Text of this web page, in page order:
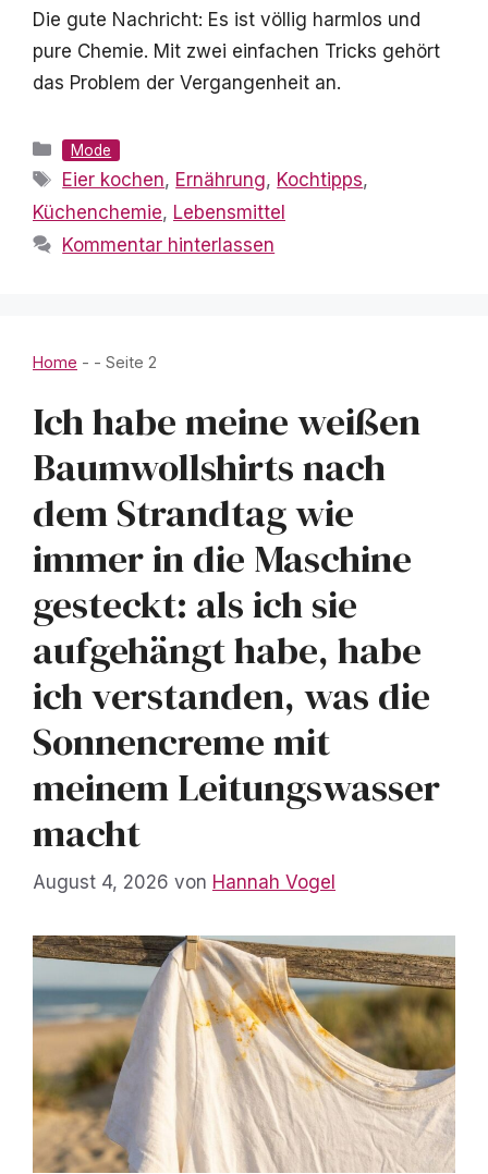
Die gute Nachricht: Es ist völlig harmlos und
pure Chemie. Mit zwei einfachen Tricks gehört
das Problem der Vergangenheit an.
Kategorien
Mode
Schlagwörter
Eier kochen, Ernährung, Kochtipps,
Küchenchemie, Lebensmittel
Kommentar hinterlassen
Home - - Seite 2
Ich habe meine weißen
Baumwollshirts nach
dem Strandtag wie
immer in die Maschine
gesteckt: als ich sie
aufgehängt habe, habe
ich verstanden, was die
Sonnencreme mit
meinem Leitungswasser
macht
August 4, 2026 von Hannah Vogel